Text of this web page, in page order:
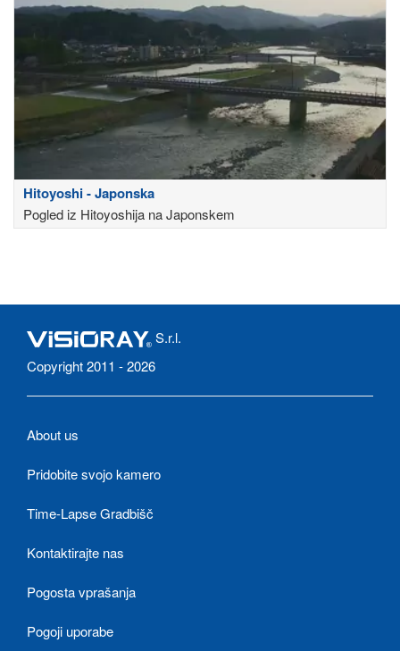
Hitoyoshi - Japonska
Pogled iz Hitoyoshija na Japonskem
S.r.l.
Copyright 2011 - 2026
About us
Pridobite svojo kamero
Time-Lapse Gradbišč
Kontaktirajte nas
Pogosta vprašanja
Pogoji uporabe